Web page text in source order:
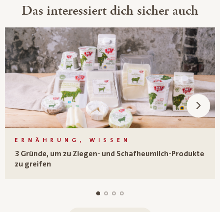
Das interessiert dich sicher auch
ERNÄHRUNG, WISSEN
3 Gründe, um zu Ziegen- und Schafheumilch-Produkte
zu greifen